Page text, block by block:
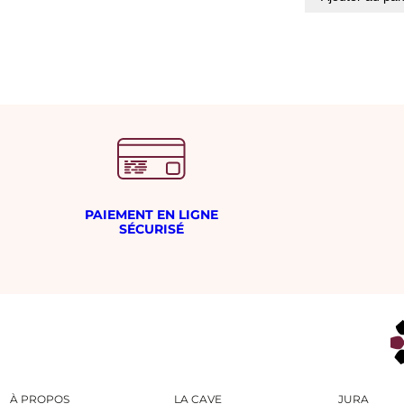
PAIEMENT EN LIGNE
SÉCURISÉ
À PROPOS LA CAVE JURA